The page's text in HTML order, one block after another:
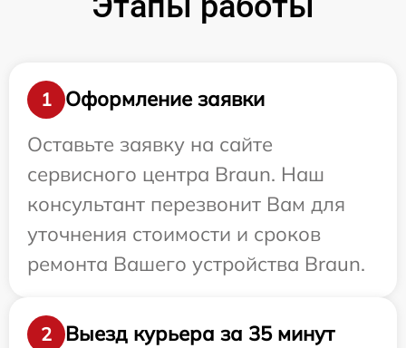
1
Оформление заявки
Оставьте заявку на сайте
сервисного центра Braun. Наш
консультант перезвонит Вам для
уточнения стоимости и сроков
ремонта Вашего устройства Braun.
2
Выезд курьера за 35 минут